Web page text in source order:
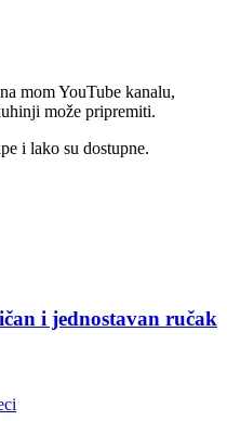
mom YouTube kanalu,
može pripremiti.
i lako su dostupne.
i jednostavan ručak